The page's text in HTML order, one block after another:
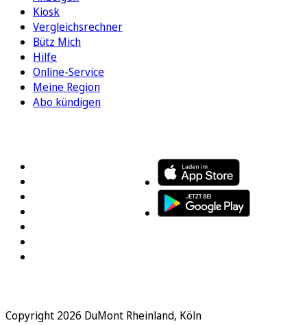
Kiosk
Vergleichsrechner
Bütz Mich
Hilfe
Online-Service
Meine Region
Abo kündigen
Copyright 2026 DuMont Rheinland, Köln